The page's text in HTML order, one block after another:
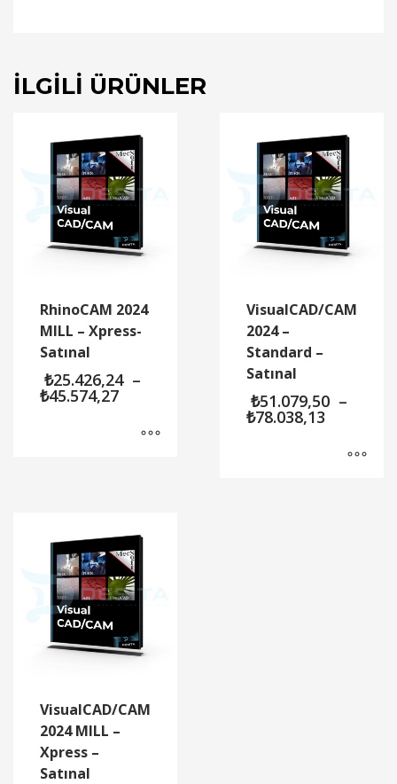
İLGILI ÜRÜNLER
RhinoCAM 2024
MILL – Xpress-
Satınal
₺25.426,24 –
₺45.574,27
₺25.426,24
VisualCAD/CAM
2024 –
Standard –
Satınal
₺51.079,50 –
₺78.038,13
VisualCAD/CAM
2024 MILL –
Xpress –
Satınal